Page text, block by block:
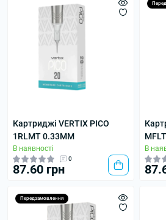
Картриджі VERTIX PICO
1RLMT 0.33MM
В наявності
0
87.60 грн
В
Передзамовлення